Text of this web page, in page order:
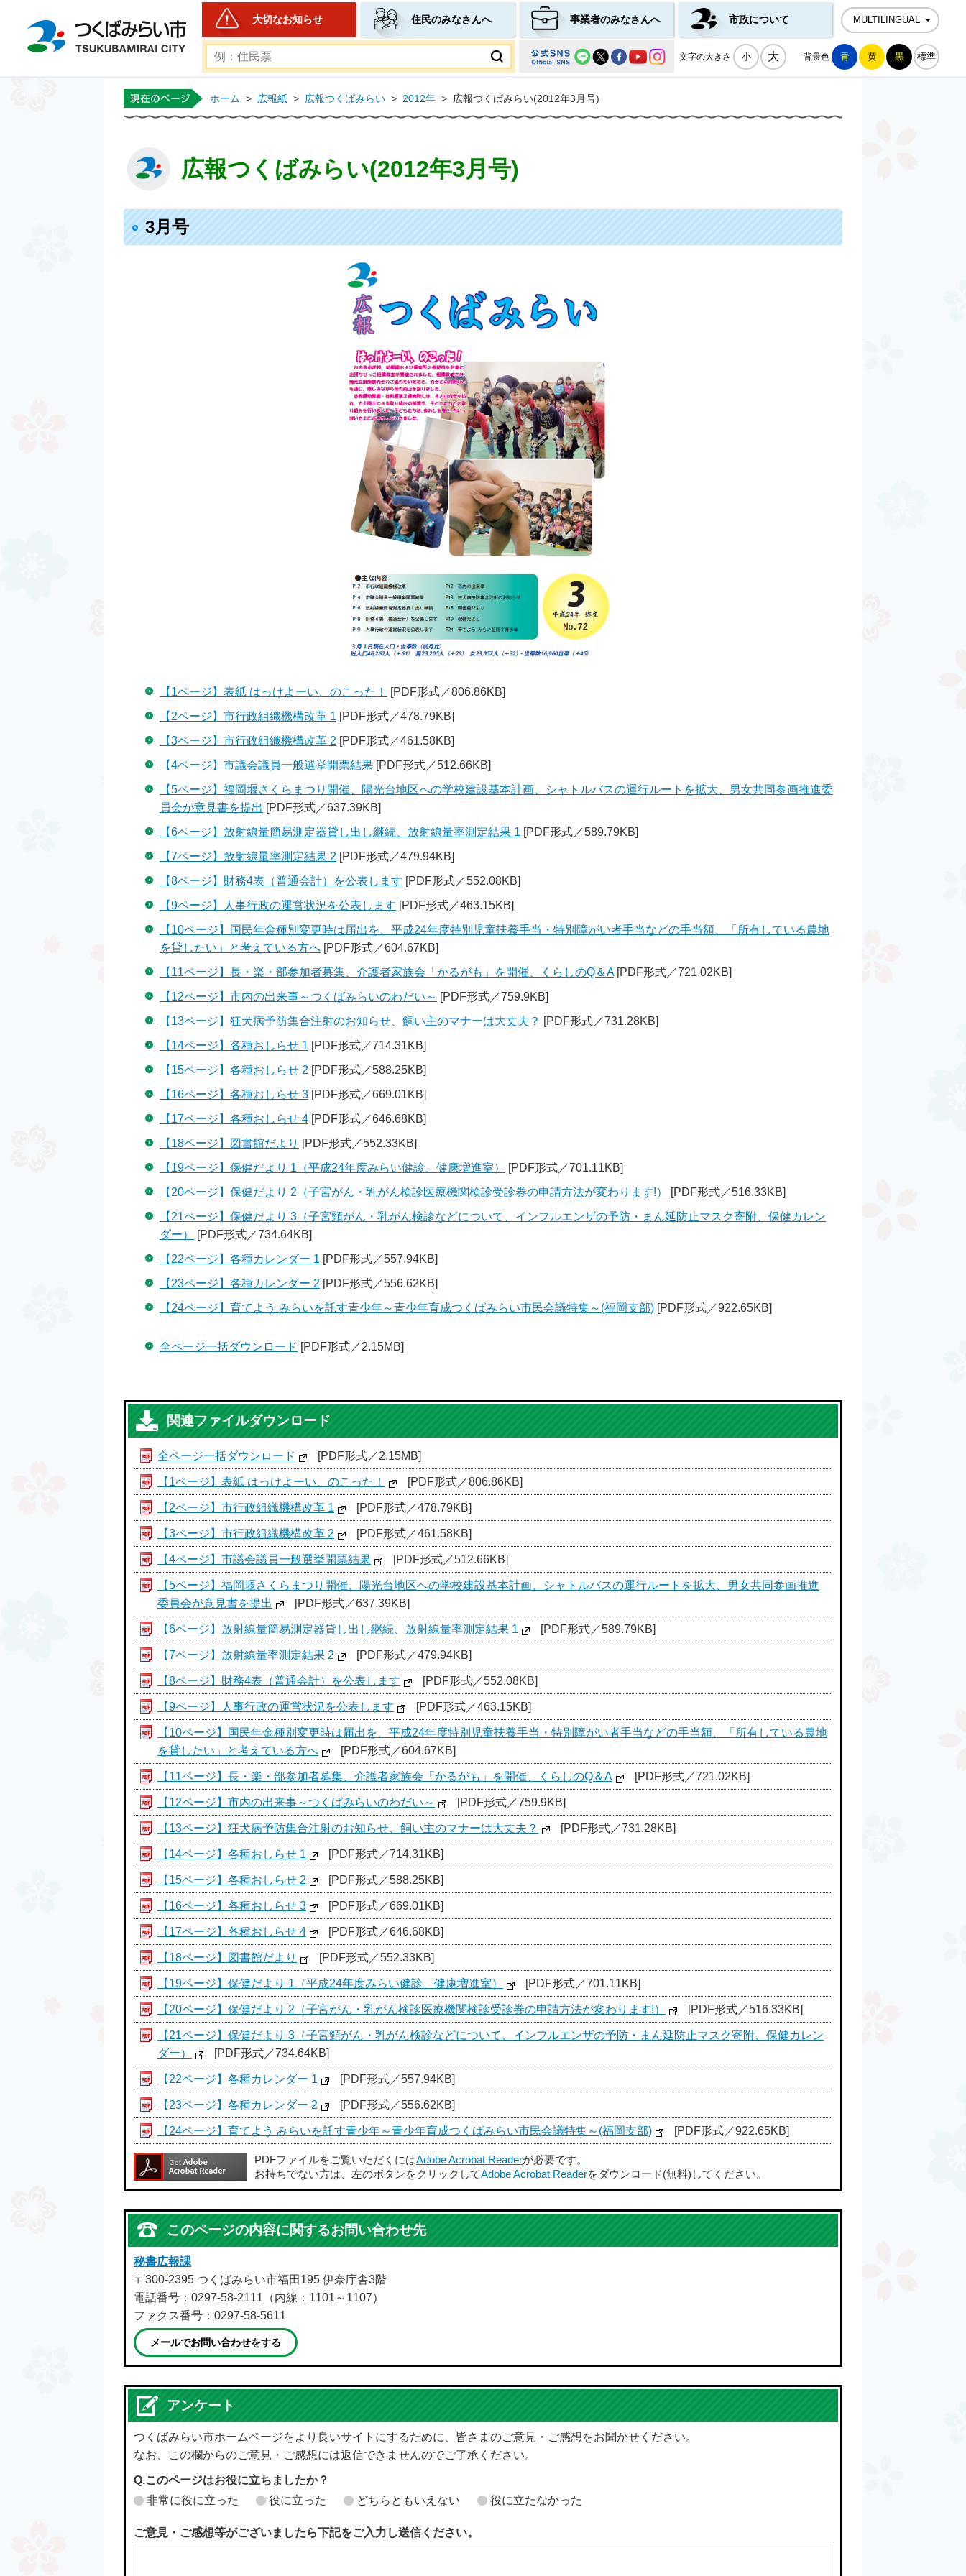
つくばみらい市公式ホームページ
大切なお知らせ 住民のみなさんへ 事業者のみなさんへ 市政について MULTILINGUAL
文字の大きさ 小 大 背景色 青 黄 黒 標準
ホーム > 広報紙 > 広報つくばみらい > 2012年 > 広報つくばみらい(2012年3月号)
広報つくばみらい(2012年3月号)
3月号
【1ページ】表紙 はっけよーい、のこった！
[PDF形式／806.86KB]
【2ページ】市行政組織機構改革 1 [PDF形式／478.79KB]
【3ページ】市行政組織機構改革 2 [PDF形式／461.58KB]
【4ページ】市議会議員一般選挙開票結果 [PDF形式／512.66KB]
【5ページ】福岡堰さくらまつり開催、陽光台地区への学校建設基本計画、シャトルバスの運行ルートを拡大、男女共同参画推進委
員会が意見書を提出 [PDF形式／637.39KB]
【6ページ】放射線量簡易測定器貸し出し継続、放射線量率測定結果 1 [PDF形式／589.79KB]
【7ページ】放射線量率測定結果 2 [PDF形式／479.94KB]
【8ページ】財務4表（普通会計）を公表します [PDF形式／552.08KB]
【9ページ】人事行政の運営状況を公表します [PDF形式／463.15KB]
【10ページ】国民年金種別変更時は届出を、平成24年度特別児童扶養手当・特別障がい者手当などの手当額、「所有している農地
を貸したい」と考えている方へ [PDF形式／604.67KB]
【11ページ】長・楽・部参加者募集、介護者家族会「かるがも」を開催、くらしのQ＆A[PDF形式／721.02KB]
【12ページ】市内の出来事～つくばみらいのわだい～ [PDF形式／759.9KB]
【13ページ】狂犬病予防集合注射のお知らせ、飼い主のマナーは大丈夫？ [PDF形式／731.28KB]
【14ページ】各種おしらせ 1 [PDF形式／714.31KB]
【15ページ】各種おしらせ 2 [PDF形式／588.25KB]
【16ページ】各種おしらせ 3 [PDF形式／669.01KB]
【17ページ】各種おしらせ 4 [PDF形式／646.68KB]
【18ページ】図書館だより [PDF形式／552.33KB]
【19ページ】保健だより 1（平成24年度みらい健診、健康増進室）
[PDF形式／701.11KB]
【20ページ】保健だより 2（子宮がん・乳がん検診医療機関検診受診券の申請方法が変わります!）
[PDF形式／516.33KB]
【21ページ】保健だより 3（子宮頸がん・乳がん検診などについて、インフルエンザの予防・まん延防止マスク寄附、保健カレン
ダー）
[PDF形式／734.64KB]
【22ページ】各種カレンダー 1 [PDF形式／557.94KB]
【23ページ】各種カレンダー 2 [PDF形式／556.62KB]
【24ページ】育てよう みらいを託す青少年～青少年育成つくばみらい市民会議特集～(福岡支部) [PDF形式／922.65KB]
全ページ一括ダウンロード [PDF形式／2.15MB]
関連ファイルダウンロード
全ページ一括ダウンロード [PDF形式／2.15MB]
【1ページ】表紙 はっけよーい、のこった！ [PDF形式／806.86KB]
【2ページ】市行政組織機構改革 1 [PDF形式／478.79KB]
【3ページ】市行政組織機構改革 2 [PDF形式／461.58KB]
【4ページ】市議会議員一般選挙開票結果 [PDF形式／512.66KB]
【5ページ】福岡堰さくらまつり開催、陽光台地区への学校建設基本計画、シャトルバスの運行ルートを拡大、男女共同参画推進
委員会が意見書を提出
[PDF形式／637.39KB]
【6ページ】放射線量簡易測定器貸し出し継続、放射線量率測定結果 1 [PDF形式／589.79KB]
【7ページ】放射線量率測定結果 2 [PDF形式／479.94KB]
【8ページ】財務4表（普通会計）を公表します [PDF形式／552.08KB]
【9ページ】人事行政の運営状況を公表します [PDF形式／463.15KB]
【10ページ】国民年金種別変更時は届出を、平成24年度特別児童扶養手当・特別障がい者手当などの手当額、「所有している農地
を貸したい」と考えている方へ
[PDF形式／604.67KB]
【11ページ】長・楽・部参加者募集、介護者家族会「かるがも」を開催、くらしのQ＆A [PDF形式／721.02KB]
【12ページ】市内の出来事～つくばみらいのわだい～ [PDF形式／759.9KB]
【13ページ】狂犬病予防集合注射のお知らせ、飼い主のマナーは大丈夫？ [PDF形式／731.28KB]
【14ページ】各種おしらせ 1 [PDF形式／714.31KB]
【15ページ】各種おしらせ 2 [PDF形式／588.25KB]
【16ページ】各種おしらせ 3 [PDF形式／669.01KB]
【17ページ】各種おしらせ 4 [PDF形式／646.68KB]
【18ページ】図書館だより [PDF形式／552.33KB]
【19ページ】保健だより 1（平成24年度みらい健診、健康増進室） [PDF形式／701.11KB]
【20ページ】保健だより 2（子宮がん・乳がん検診医療機関検診受診券の申請方法が変わります!） [PDF形式／516.33KB]
【21ページ】保健だより 3（子宮頸がん・乳がん検診などについて、インフルエンザの予防・まん延防止マスク寄附、保健カレン
ダー）
[PDF形式／734.64KB]
【22ページ】各種カレンダー 1 [PDF形式／557.94KB]
【23ページ】各種カレンダー 2 [PDF形式／556.62KB]
【24ページ】育てよう みらいを託す青少年～青少年育成つくばみらい市民会議特集～(福岡支部) [PDF形式／922.65KB]
PDFファイルをご覧いただくにはAdobe Acrobat Readerが必要です。
お持ちでない方は、左のボタンをクリックしてAdobe Acrobat Readerをダウンロード(無料)してください。
このページの内容に関するお問い合わせ先
秘書広報課
〒300-2395 つくばみらい市福田195 伊奈庁舎3階
電話番号：0297-58-2111（内線：1101～1107）
ファクス番号：0297-58-5611
メールでお問い合わせをする
アンケート
つくばみらい市ホームページをより良いサイトにするために、皆さまのご意見・ご感想をお聞かせください。
なお、この欄からのご意見・ご感想には返信できませんのでご了承ください。
Q.このページはお役に立ちましたか？
非常に役に立った
役に立った どちらともいえない 役に立たなかった
ご意見・ご感想等がございましたら下記をご入力し送信ください。